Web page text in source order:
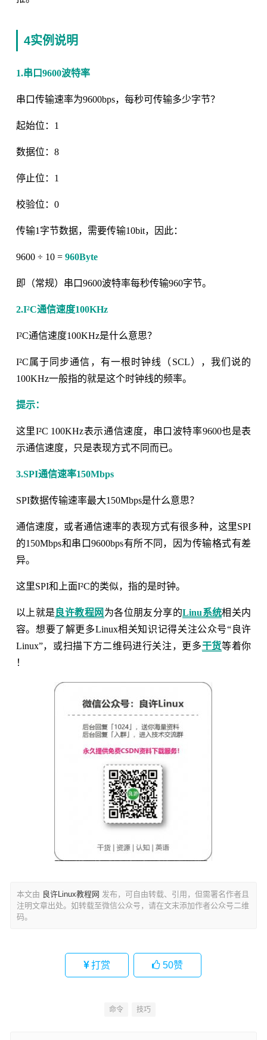
4实例说明
1.串口9600波特率
串口传输速率为9600bps，每秒可传输多少字节？
起始位：1
数据位：8
停止位：1
校验位：0
传输1字节数据，需要传输10bit，因此：
9600 ÷ 10 = 960Byte
即（常规）串口9600波特率每秒传输960字节。
2.I²C通信速度100KHz
I²C通信速度100KHz是什么意思？
I²C属于同步通信，有一根时钟线（SCL），我们说的
100KHz一般指的就是这个时钟线的频率。
提示：
这里I²C 100KHz表示通信速度，串口波特率9600也是表
示通信速度，只是表现方式不同而已。
3.SPI通信速率150Mbps
SPI数据传输速率最大150Mbps是什么意思？
通信速度，或者通信速率的表现方式有很多种，这里SPI
的150Mbps和串口9600bps有所不同，因为传输格式有差
异。
这里SPI和上面I²C的类似，指的是时钟。
以上就是 良许教程网 为各位朋友分享的Linu系统相关内
容。想要了解更多Linux相关知识记得关注公众号“良许
Linux”，或扫描下方二维码进行关注，更多干货等着你
！
本文由 良许Linux教程网 发布，可自由转载、引用，但需署名作者且
注明文章出处。如转载至微信公众号，请在文末添加作者公众号二维
码。
打赏 50赞
命令 技巧